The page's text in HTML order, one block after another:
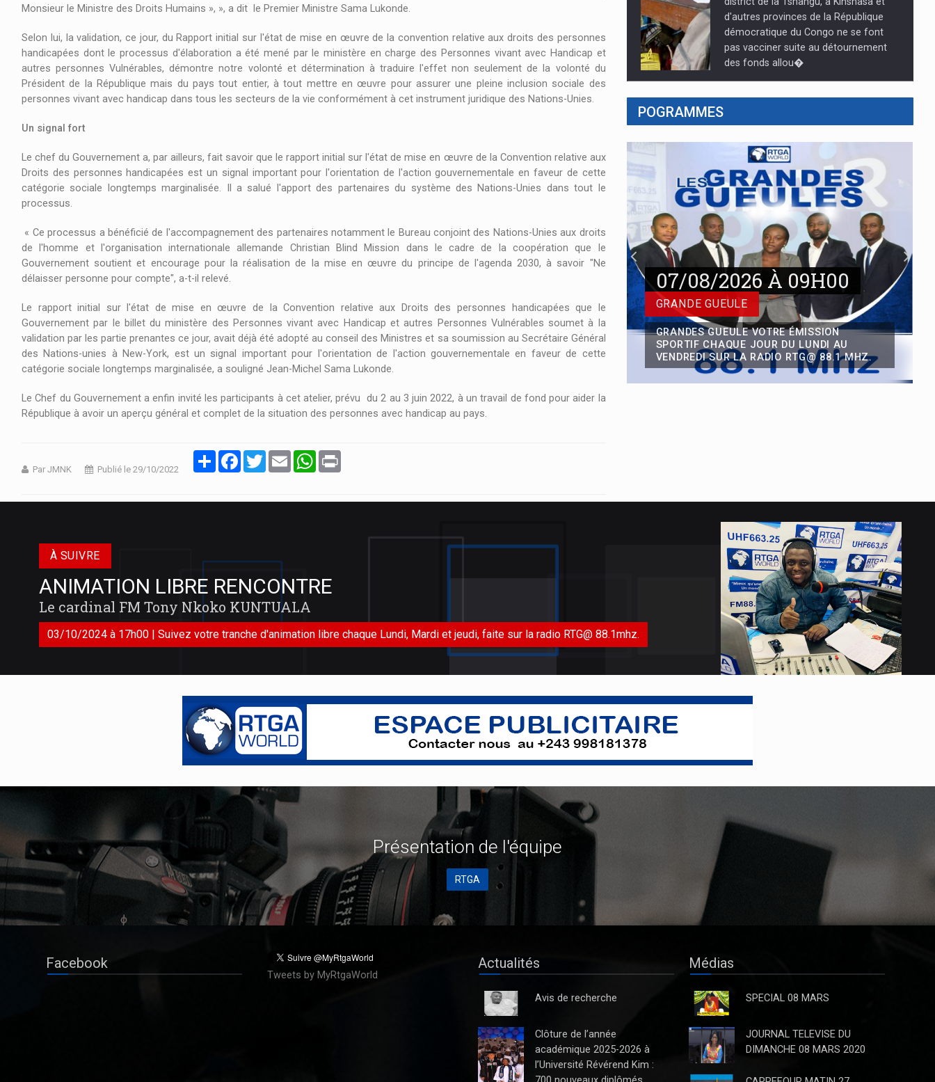
Monsieur le Ministre des Droits Humains », », a dit le Premier Ministre Sama Lukonde.
Selon lui, la validation, ce jour, du Rapport initial sur l'état de mise en œuvre de la convention relative aux droits des personnes
handicapées dont le processus d'élaboration a été mené par le ministère en charge des Personnes vivant avec Handicap et
autres personnes Vulnérables, démontre notre volonté et détermination à traduire l'effet non seulement de la volonté du
Président de la République mais du pays tout entier, à tout mettre en œuvre pour assurer une pleine inclusion sociale des
personnes vivant avec handicap dans tous les secteurs de la vie conformément à cet instrument juridique des Nations-Unies.
Un signal fort
Le chef du Gouvernement a, par ailleurs, fait savoir que le rapport initial sur l'état de mise en œuvre de la Convention relative aux
Droits des personnes handicapées est un signal important pour l'orientation de l'action gouvernementale en faveur de cette
catégorie sociale longtemps marginalisée. Il a salué l'apport des partenaires du système des Nations-Unies dans tout le
processus.
« Ce processus a bénéficié de l'accompagnement des partenaires notamment le Bureau conjoint des Nations-Unies aux droits
de l'homme et l'organisation internationale allemande Christian Blind Mission dans le cadre de la coopération que le
Gouvernement soutient et encourage pour la réalisation de la mise en œuvre du principe de l'agenda 2030, à savoir "Ne
délaisser personne pour compte", a-t-il relevé.
Le rapport initial sur l'état de mise en œuvre de la Convention relative aux Droits des personnes handicapées que le
Gouvernement par le billet du ministère des Personnes vivant avec Handicap et autres Personnes Vulnérables soumet à la
validation par les partie prenantes ce jour, avait déjà été adopté au conseil des Ministres et sa soumission au Secrétaire Général
des Nations-unies à New-York, est un signal important pour l'orientation de l'action gouvernementale en faveur de cette
catégorie sociale longtemps marginalisée, a souligné Jean-Michel Sama Lukonde.
Le Chef du Gouvernement a enfin invité les participants à cet atelier, prévu du 2 au 3 juin 2022, à un travail de fond pour aider la
République à avoir un aperçu général et complet de la situation des personnes avec handicap au pays.
Par JMNK Publié le 29/10/2022
PartagerFacebook
Twitter Email WhatsApp
d'autres provinces de la République
démocratique du Congo ne se font
pas vacciner suite au détournement
des fonds allou�
Débat sur la réforme
La position de Vital Kamerhe sur la
réforme de la Constitution tel que
préconisée par le Chef de l’Etat depuis
la ville de Kisangani, après la sortie
médiatique de Jean Pierre Bemba en
particul
Réforme du système bancaire
Congolais : KASANDA KATUALA
Olivier, un parlementaire visionnaire
En cette période où la République
Démocratique du Congo aspire à un
renouveau économique et à une
modernisation de son système
bancaire, il est essentiel de saluer
de travail à Kisangani, a annoncé qu’il
mettra en place dès l’année prochaine,
une commission pour réfléchir s
Proposition de Modification de la
Loi n°22-069 dite « Loi bancaire »
par l'Honorable KASANDA KATUALA
Olivier en 5 Points
Le 27 décembre 2022, la République
Démocratique du Congo (RDC) a
réformer le cadre réglementaire des
reconnaît pas la parution du
La Direction du Journal "Avenir" ne
reconnaît pas la parution du quotidien
de jeudi 03 Octobre 2024
Bancarisation des opérations
académiques : Calvaire des
candidats étudiants de l’ UNIKIN
universitaire a des exigences
paiement des frais académiques et
autres. De ce fait la bancarisation est
une appro
POGRAMMES
03/10/2024 À 17H00
ANIMATION LIBRE RENCONTRE
SUIVEZ VOTRE TRANCHE D'ANIMATION
LIBRE CHAQUE LUNDI, MARDI ET JEUDI,
FAITE SUR LA RADIO RTG@ 88.1MHZ.
GRANDE GUEULE
GRANDES GUEULE VOTRE ÉMISSION
SPORTIF CHAQUE JOUR DU LUNDI AU
VENDREDI SUR LA RADIO RTG@ 88.1 MHZ.
07/08/2026 À
SUCCÈS DES STARS
CHAQUES SAMEDIS SUR LA TELEVISION
RTGA VOTRE ÉMISSION CULTURELLE QUI
FAIT LA PROMOTION DE VOS ARTISTES.
À SUIVRE
ANIMATION LIBRE RENCONTRE
Le cardinal FM Tony Nkoko KUNTUALA
03/10/2024 à 17h00 | Suivez votre tranche d'animation libre chaque Lundi, Mardi et jeudi, faite sur la radio RTG@ 88.1mhz.
Présentation de l'équipe
RTGA
Facebook
Tweets by MyRtgaWorld
Actualités
Avis de recherche
Clôture de l’année
académique 2025-2026 à
l’Université Révérend Kim :
Médias
SPECIAL 08 MARS
JOURNAL TELEVISE DU
DIMANCHE 08 MARS 2020